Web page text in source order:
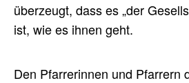
überzeugt, dass es „der
ist, wie es ihnen geht.
Den Pfarrerinnen und Pfarrern